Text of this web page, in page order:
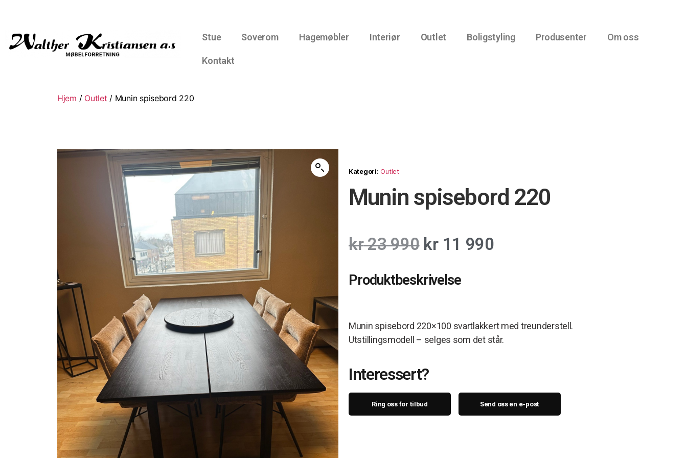
Stue Soverom Hagemøbler Interiør Outlet Boligstyling Produsenter Om oss
Kontakt
Hjem / Outlet / Munin spisebord 220
Kategori: Outlet
Munin spisebord 220
kr23 990 kr11 990
Produktbeskrivelse
Munin spisebord 220×100 svartlakkert med treunderstell.
Utstillingsmodell – selges som det står.
Interessert?
Ring oss for tilbud Send oss en e-post